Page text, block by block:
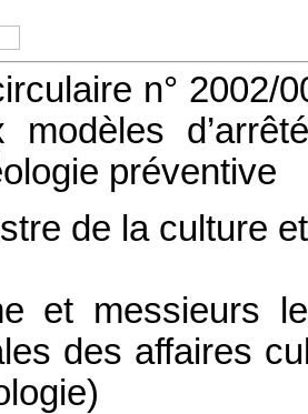
n° 2002/
modèles
préventive
de la culture
et messieurs
des affaires